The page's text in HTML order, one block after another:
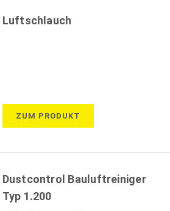
Luftschlauch
ZUM PRODUKT
Dustcontrol Bauluftreiniger
Typ 1.200